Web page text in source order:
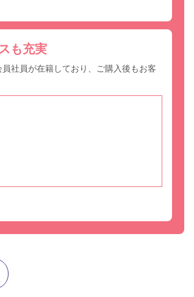
も充実
社員が在籍しており、ご購入後もお客